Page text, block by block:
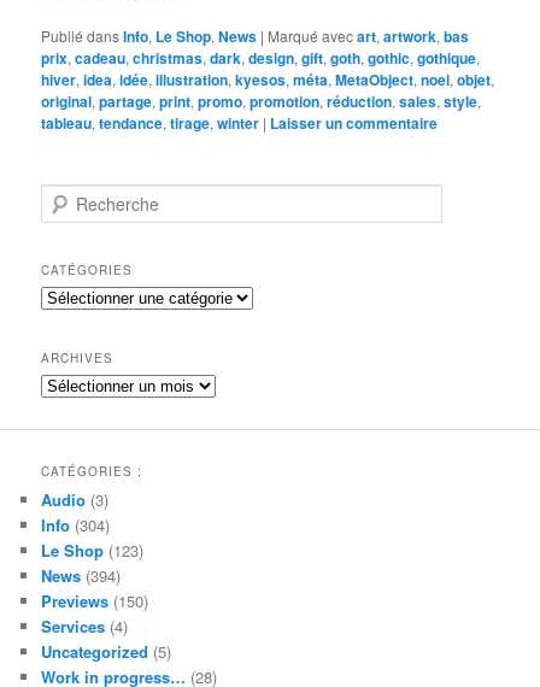
Publié dansInfo, Le Shop,News | Marqué avecart,artwork,bas
prix,cadeau,christmas,dark,design,gift,goth,gothic,gothique,
hiver,idea,idée,illustration,kyesos,méta,MetaObject,noel,objet,
original,partage,print,promo,promotion,réduction,sales,style,
tableau,tendance,tirage,winter | Laisser un commentaire
e
h
e
r
h
e
CATÉGORIES
Catégories
ARCHIVES
Archives
CATÉGORIES :
Audio (3)
Info (304)
Le Shop (123)
News (394)
Previews (150)
Services (4)
Uncategorized (5)
Work in progress… (28)